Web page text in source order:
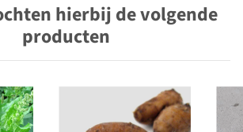
hierbij de volgende
producten